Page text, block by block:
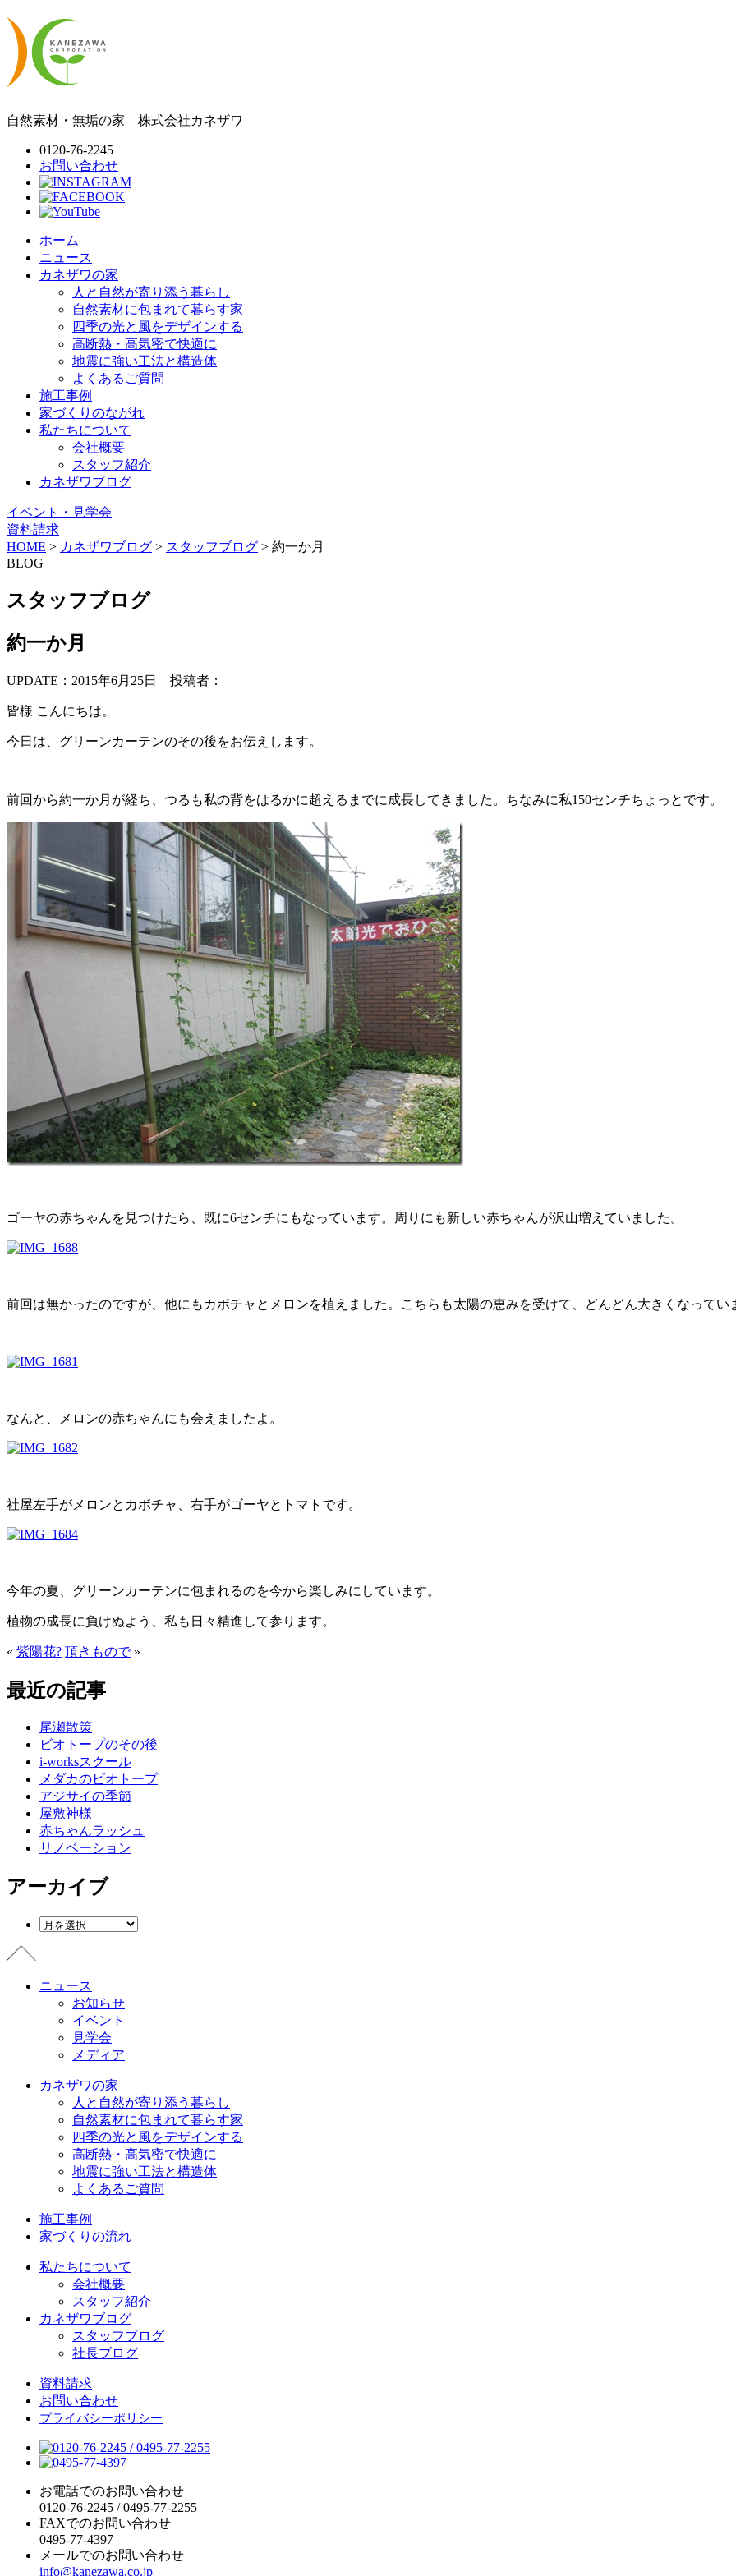
自然素材・無垢の家 株式会社カネザワ
0120-76-2245
お問い合わせ
ホーム
ニュース
カネザワの家
人と自然が寄り添う暮らし
自然素材に包まれて暮らす家
四季の光と風をデザインする
高断熱・高気密で快適に
地震に強い工法と構造体
よくあるご質問
施工事例
家づくりのながれ
私たちについて
会社概要
スタッフ紹介
カネザワブログ
イベント・見学会
資料請求
HOME > カネザワブログ > スタッフブログ > 約一か月
BLOG
スタッフブログ
約一か月
UPDATE：2015年6月25日 投稿者：
皆様 こんにちは。
今日は、グリーンカーテンのその後をお伝えします。
前回から約一か月が経ち、つるも私の背をはるかに超えるまでに成長してきました。ちなみに私150センチちょっとです。
ゴーヤの赤ちゃんを見つけたら、既に6センチにもなっています。周りにも新しい赤ちゃんが沢山増えていました。
前回は無かったのですが、他にもカボチャとメロンを植えました。こちらも太陽の恵みを受けて、どんどん大きくなってい
なんと、メロンの赤ちゃんにも会えましたよ。
社屋左手がメロンとカボチャ、右手がゴーヤとトマトです。
今年の夏、グリーンカーテンに包まれるのを今から楽しみにしています。
植物の成長に負けぬよう、私も日々精進して参ります。
« 紫陽花? 頂きもので»
最近の記事
尾瀬散策
ビオトープのその後
i-worksスクール
メダカのビオトープ
アジサイの季節
屋敷神様
赤ちゃんラッシュ
リノベーション
アーカイブ
ニュース
お知らせ
イベント
見学会
メディア
カネザワの家
人と自然が寄り添う暮らし
自然素材に包まれて暮らす家
四季の光と風をデザインする
高断熱・高気密で快適に
地震に強い工法と構造体
よくあるご質問
施工事例
家づくりの流れ
私たちについて
会社概要
スタッフ紹介
カネザワブログ
スタッフブログ
社長ブログ
資料請求
お問い合わせ
プライバシーポリシー
お電話でのお問い合わせ
0120-76-2245 /0495-77-2255
FAXでのお問い合わせ
0495-77-4397
メールでのお問い合わせ
info@kanezawa.co.jp